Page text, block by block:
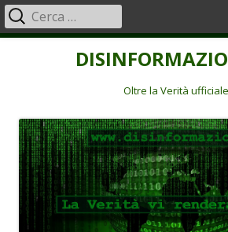
Oltre la Verità ufficiale
Menu
principale
Ricerca
per: